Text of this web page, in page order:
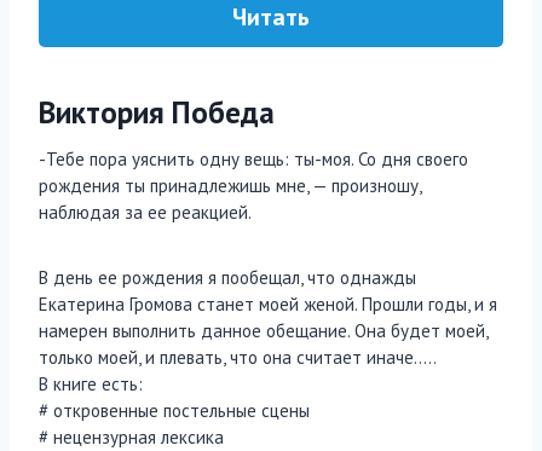
Читать
Виктория Победа
-Тебе пора уяснить одну вещь: ты-моя. Со дня своего
рождения ты принадлежишь мне, — произношу,
наблюдая за ее реакцией.
В день ее рождения я пообещал, что однажды
Екатерина Громова станет моей женой. Прошли годы, и я
намерен выполнить данное обещание. Она будет моей,
только моей, и плевать, что она считает иначе…..
В книге есть:
# откровенные постельные сцены
# нецензурная лексика